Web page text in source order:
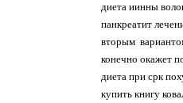
диета иинны
панкреатит
вторым
конечно окажет
диета при срк
купить книгу